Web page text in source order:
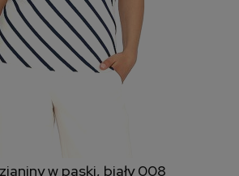
w paski, biały 008